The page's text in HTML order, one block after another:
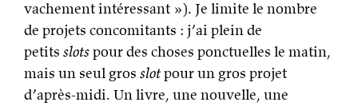
vachement intéressant »). Je limite le nombre
de projets concomitants : j’ai plein de
petits slotspour des choses ponctuelles le matin,
mais un seul gros slotpour un gros projet
d’après-midi. Un livre, une nouvelle, une